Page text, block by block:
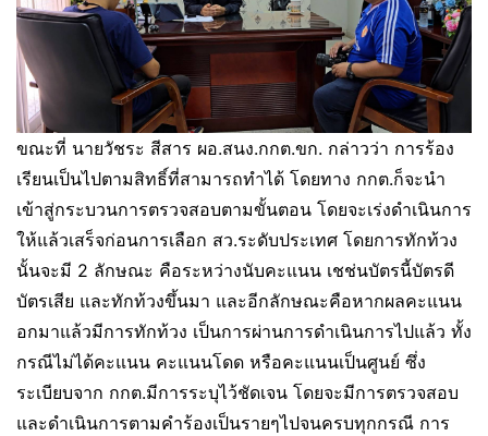
ขณะที่ นายวัชระ สีสาร ผอ.สนง.กกต.ขก. กล่าวว่า การร้อง
เรียนเป็นไปตามสิทธิ์ที่สามารถทำได้ โดยทาง กกต.ก็จะนำ
เข้าสู่กระบวนการตรวจสอบตามขั้นตอน โดยจะเร่งดำเนินการ
ให้แล้วเสร็จก่อนการเลือก สว.ระดับประเทศ โดยการทักท้วง
นั้นจะมี 2 ลักษณะ คือระหว่างนับคะแนน เชช่นบัตรนี้บัตรดี
บัตรเสีย และทักท้วงขึ้นมา และอีกลักษณะคือหากผลคะแนน
อกมาแล้วมีการทักท้วง เป็นการผ่านการดำเนินการไปแล้ว ทั้ง
กรณีไม่ได้คะแนน คะแนนโดด หรือคะแนนเป็นศูนย์ ซึ่ง
ระเบียบจาก กกต.มีการระบุไว้ชัดเจน โดยจะมีการตรวจสอบ
และดำเนินการตามคำร้องเป็นรายๆไปจนครบทุกกรณี การ